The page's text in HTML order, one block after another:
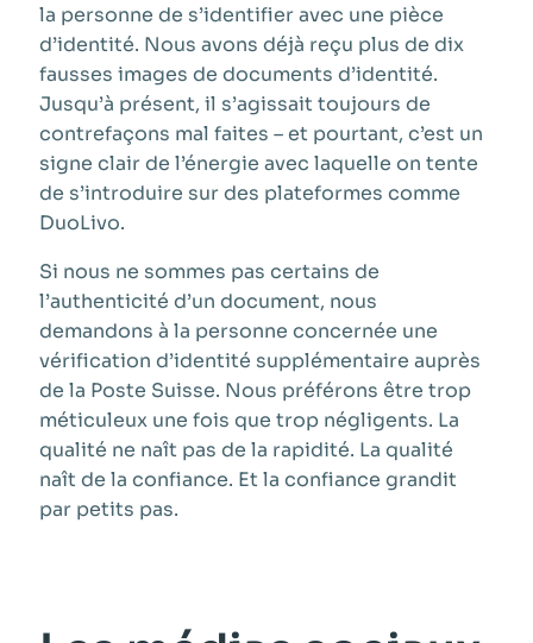
la personne de s’identifier avec une pièce
d’identité. Nous avons déjà reçu plus de dix
fausses images de documents d’identité.
Jusqu’à présent, il s’agissait toujours de
contrefaçons mal faites – et pourtant, c’est un
signe clair de l’énergie avec laquelle on tente
de s’introduire sur des plateformes comme
DuoLivo.
Si nous ne sommes pas certains de
l’authenticité d’un document, nous
demandons à la personne concernée une
vérification d’identité supplémentaire auprès
de la Poste Suisse. Nous préférons être trop
méticuleux une fois que trop négligents. La
qualité ne naît pas de la rapidité. La qualité
naît de la confiance. Et la confiance grandit
par petits pas.